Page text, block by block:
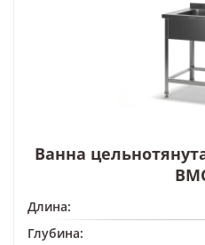
Ванна
Длина:
Глубина: